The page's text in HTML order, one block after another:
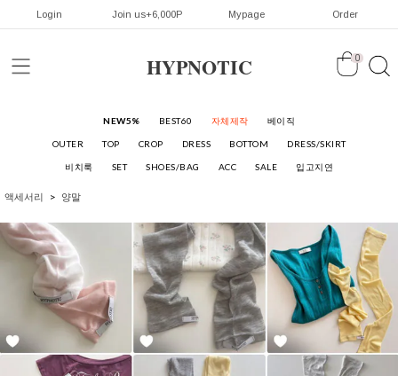
Login Join us+6,000P Mypage Order
HYPNOTIC 0
NEW5% BEST60 자체제작 베이직
OUTER TOP CROP DRESS BOTTOM DRESS/SKIRT
비치룩 SET SHOES/BAG ACC SALE 입고지연
액세서리 양말